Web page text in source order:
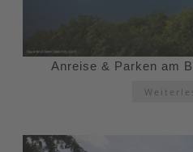
Anreise & Parken am